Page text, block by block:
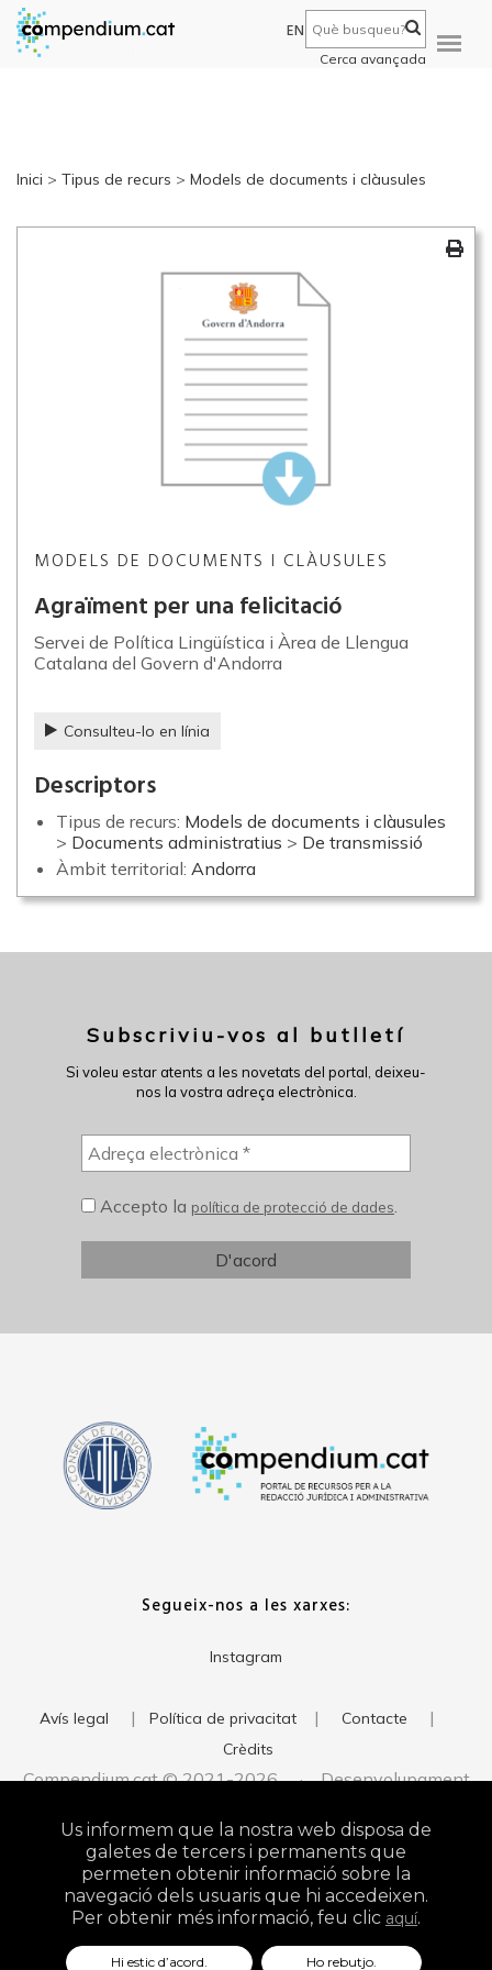
EN
Cerca avançada
Inici > Tipus de recurs > Models de documents i clàusules
MODELS DE DOCUMENTS I CLÀUSULES
Agraïment per una felicitació
Servei de Política Lingüística i Àrea de Llengua
Catalana del Govern d'Andorra
Consulteu-lo en línia
Descriptors
Tipus de recurs: Models de documents i clàusules
> Documents administratius > De transmissió
Àmbit territorial: Andorra
Subscriviu-vos al butlletí
Si voleu estar atents a les novetats del portal, deixeu-
nos la vostra adreça electrònica.
Accepto la política de protecció de dades.
Segueix-nos a les xarxes:
Instagram
Avís legal | Política de privacitat | Contacte |
Crèdits
Compendium.cat © 2021-2026 · Desenvolupament
Studio
Us informem que la nostra web disposa de
galetes de tercers i permanents que
permeten obtenir informació sobre la
navegació dels usuaris que hi accedeixen.
Per obtenir més informació, feu clic aquí.
Hi estic d’acord. Ho rebutjo.